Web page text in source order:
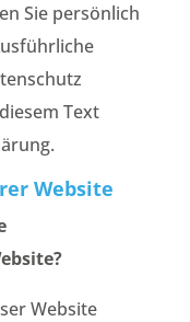
Sie persönlich
Text
Website
Website